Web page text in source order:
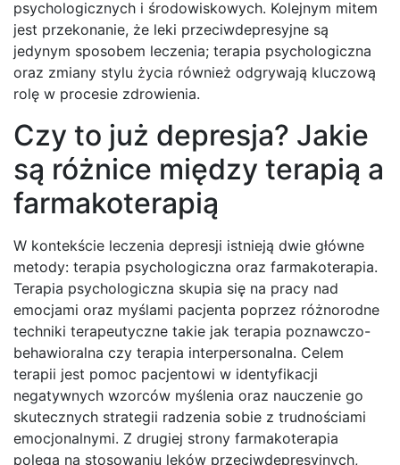
psychologicznych i środowiskowych. Kolejnym mitem
jest przekonanie, że leki przeciwdepresyjne są
jedynym sposobem leczenia; terapia psychologiczna
oraz zmiany stylu życia również odgrywają kluczową
rolę w procesie zdrowienia.
Czy to już depresja? Jakie
są różnice między terapią a
farmakoterapią
W kontekście leczenia depresji istnieją dwie główne
metody: terapia psychologiczna oraz farmakoterapia.
Terapia psychologiczna skupia się na pracy nad
emocjami oraz myślami pacjenta poprzez różnorodne
techniki terapeutyczne takie jak terapia poznawczo-
behawioralna czy terapia interpersonalna. Celem
terapii jest pomoc pacjentowi w identyfikacji
negatywnych wzorców myślenia oraz nauczenie go
skutecznych strategii radzenia sobie z trudnościami
emocjonalnymi. Z drugiej strony farmakoterapia
polega na stosowaniu leków przeciwdepresyjnych,